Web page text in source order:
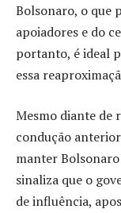
Bolsonaro, o que
apoiadores e do
portanto, é ideal
essa
Mesmo diante de
condução
manter
sinaliza que o
de influência,